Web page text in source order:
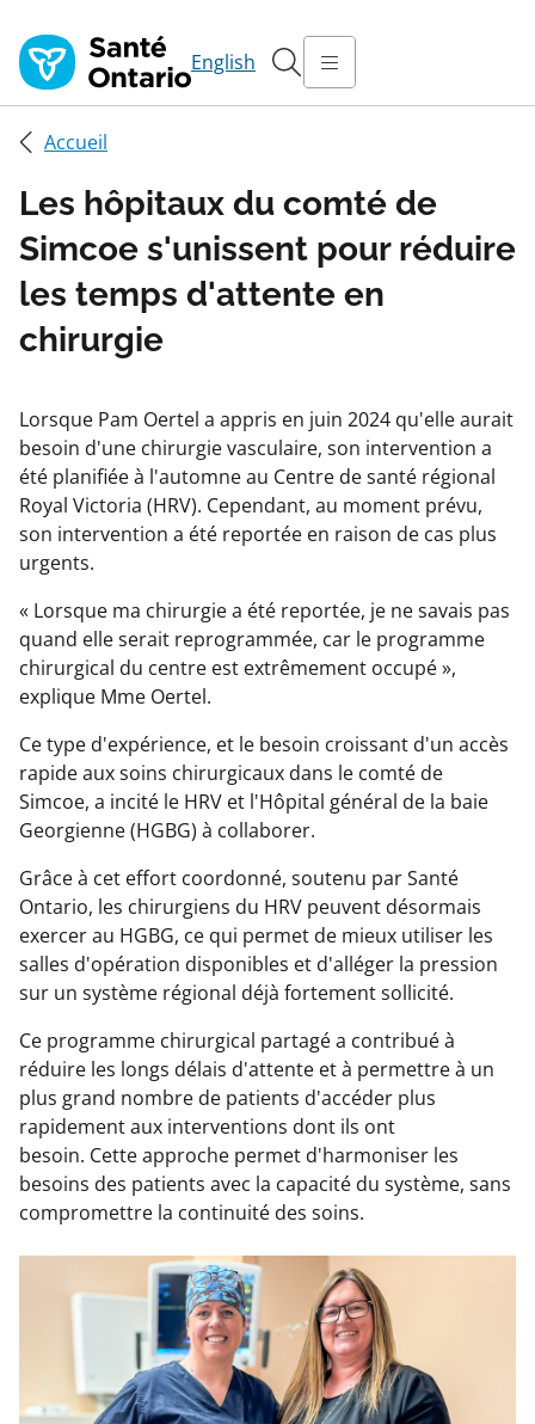
English
Accueil
Les hôpitaux du comté de
Simcoe s'unissent pour réduire
les temps d'attente en
chirurgie
Lorsque Pam Oertel a appris en juin 2024 qu'elle aurait
besoin d'une chirurgie vasculaire, son intervention a
été planifiée à l'automne au Centre de santé régional
Royal Victoria (HRV). Cependant, au moment prévu,
son intervention a été reportée en raison de cas plus
urgents.
« Lorsque ma chirurgie a été reportée, je ne savais pas
quand elle serait reprogrammée, car le programme
chirurgical du centre est extrêmement occupé »,
explique Mme Oertel.
Ce type d'expérience, et le besoin croissant d'un accès
rapide aux soins chirurgicaux dans le comté de
Simcoe, a incité le HRV et l'Hôpital général de la baie
Georgienne (HGBG) à collaborer.
Grâce à cet effort coordonné, soutenu par Santé
Ontario, les chirurgiens du HRV peuvent désormais
exercer au HGBG, ce qui permet de mieux utiliser les
salles d'opération disponibles et d'alléger la pression
sur un système régional déjà fortement sollicité.
Ce programme chirurgical partagé a contribué à
réduire les longs délais d'attente et à permettre à un
plus grand nombre de patients d'accéder plus
rapidement aux interventions dont ils ont
besoin. Cette approche permet d'harmoniser les
besoins des patients avec la capacité du système, sans
compromettre la continuité des soins.